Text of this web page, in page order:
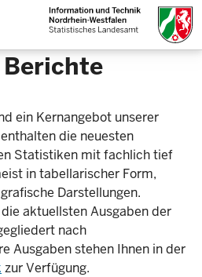
ein Kernangebot unserer
die neuesten
Statistiken mit fachlich tief
in tabellarischer Form,
Darstellungen.
aktuellsten Ausgaben der
nach
Ausgaben stehen Ihnen in der
zur Verfügung.